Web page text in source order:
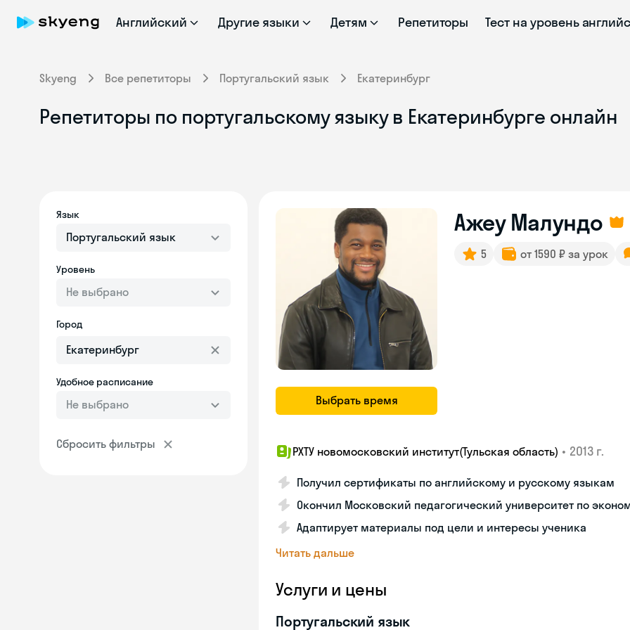
Английский Другие языки Детям Репетиторы Тест на уровень
Skyeng Все репетиторы Португальский язык Екатеринбург
Репетиторы по португальскому языку в Екатеринбурге онлайн
Язык
Португальский язык
Уровень
Не выбрано
Город
Удобное расписание
Не выбрано
Сбросить фильтры
Выбрать время
Ажеу Малундо
5 от 1590 ₽ за урок
РХТУ новомосковский институт(Тульская область) • 2013 г.
Получил сертификаты по английскому и русскому языкам
Окончил Московский педагогический университет по
Адаптирует материалы под цели и интересы ученика
Читать дальше
Услуги и цены
Португальский язык